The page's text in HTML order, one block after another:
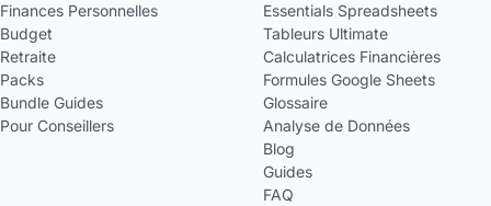
Finances Personnelles
Budget
Retraite
Packs
Bundle Guides
Pour Conseillers
Essentials Spreadsheets
Tableurs Ultimate
Calculatrices Financières
Formules Google Sheets
Glossaire
Analyse de Données
Blog
Guides
FAQ